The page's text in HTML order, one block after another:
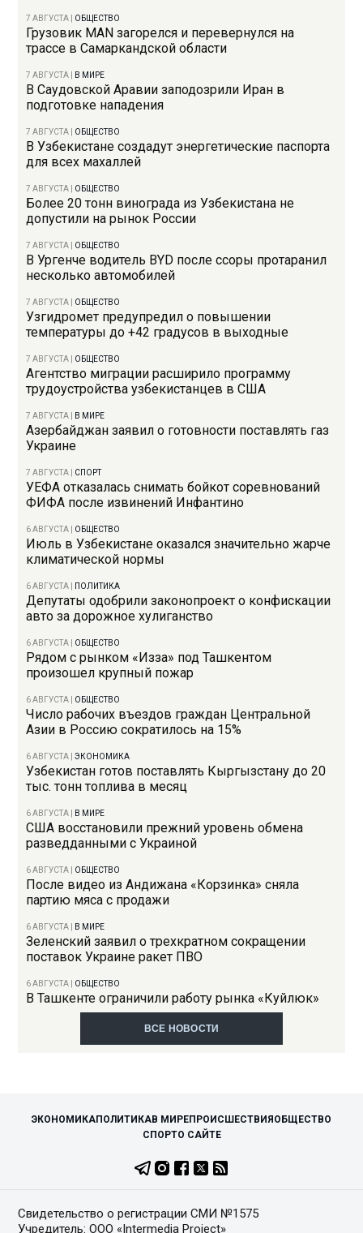
7 АВГУСТА ОБЩЕСТВО
Грузовик MAN загорелся и перевернулся на
трассе в Самаркандской области
7 АВГУСТА В МИРЕ
В Саудовской Аравии заподозрили Иран в
подготовке нападения
7 АВГУСТА ОБЩЕСТВО
В Узбекистане создадут энергетические паспорта
для всех махаллей
7 АВГУСТА ОБЩЕСТВО
Более 20 тонн винограда из Узбекистана не
допустили на рынок России
7 АВГУСТА ОБЩЕСТВО
В Ургенче водитель BYD после ссоры протаранил
несколько автомобилей
7 АВГУСТА ОБЩЕСТВО
Узгидромет предупредил о повышении
температуры до +42 градусов в выходные
7 АВГУСТА ОБЩЕСТВО
Агентство миграции расширило программу
трудоустройства узбекистанцев в США
7 АВГУСТА В МИРЕ
Азербайджан заявил о готовности поставлять газ
Украине
7 АВГУСТА СПОРТ
УЕФА отказалась снимать бойкот соревнований
ФИФА после извинений Инфантино
6 АВГУСТА ОБЩЕСТВО
Июль в Узбекистане оказался значительно жарче
климатической нормы
6 АВГУСТА ПОЛИТИКА
Депутаты одобрили законопроект о конфискации
авто за дорожное хулиганство
6 АВГУСТА ОБЩЕСТВО
Рядом с рынком «Изза» под Ташкентом
произошел крупный пожар
6 АВГУСТА ОБЩЕСТВО
Число рабочих въездов граждан Центральной
Азии в Россию сократилось на 15%
6 АВГУСТА |ЭКОНОМИКА
Узбекистан готов поставлять Кыргызстану до 20
тыс. тонн топлива в месяц
6 АВГУСТА В МИРЕ
США восстановили прежний уровень обмена
разведданными с Украиной
6 АВГУСТА ОБЩЕСТВО
После видео из Андижана «Корзинка» сняла
партию мяса с продажи
6 АВГУСТА В МИРЕ
Зеленский заявил о трехкратном сокращении
поставок Украине ракет ПВО
6 АВГУСТА ОБЩЕСТВО
В Ташкенте ограничили работу рынка «Куйлюк»
ВСЕ НОВОСТИ
ЭКОНОМИКАПОЛИТИКАВ МИРЕПРОИСШЕСТВИЯОБЩЕСТВО
СПОРТО САЙТЕ
Свидетельство о регистрации СМИ №1575
Учредитель: ООО «Intermedia Project»